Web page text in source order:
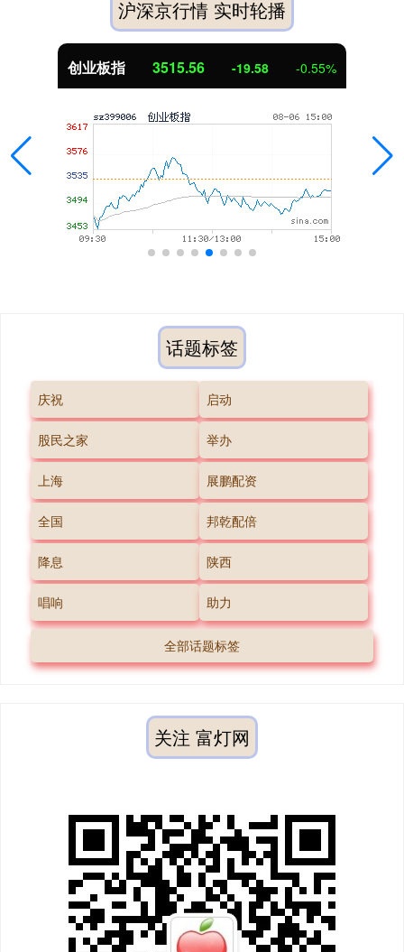
沪深京行情 实时轮播
创业板指 3515.56 -19.58 -0.55%
话题标签
庆祝 启动
股民之家 举办
上海 展鹏配资
全国 邦乾配倍
降息 陕西
唱响 助力
全部话题标签
关注 富灯网